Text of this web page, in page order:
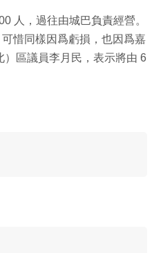
人，過往由城巴負責經營。
惜同樣因爲虧損，也因爲嘉
區議員李月民，表示將由 6